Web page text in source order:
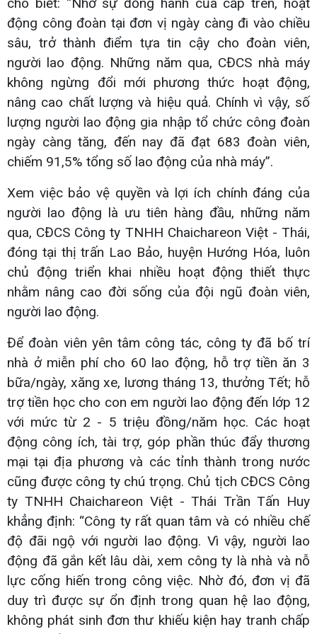
động công đoàn tại đơn vị ngày càng đi vào chiều
sâu, trở thành điểm tựa tin cậy cho đoàn viên,
người lao động. Những năm qua, CĐCS nhà máy
không ngừng đổi mới phương thức hoạt động,
nâng cao chất lượng và hiệu quả. Chính vì vậy, số
lượng người lao động gia nhập tổ chức công đoàn
ngày càng tăng, đến nay đã đạt 683 đoàn viên,
chiếm 91,5% tổng số lao động của nhà máy”.
Xem việc bảo vệ quyền và lợi ích chính đáng của
người lao động là ưu tiên hàng đầu, những năm
qua, CĐCS Công ty TNHH Chaichareon Việt - Thái,
đóng tại thị trấn Lao Bảo, huyện Hướng Hóa, luôn
chủ động triển khai nhiều hoạt động thiết thực
nhằm nâng cao đời sống của đội ngũ đoàn viên,
người lao động.
Để đoàn viên yên tâm công tác, công ty đã bố trí
nhà ở miễn phí cho 60 lao động, hỗ trợ tiền ăn 3
bữa/ngày, xăng xe, lương tháng 13, thưởng Tết; hỗ
trợ tiền học cho con em người lao động đến lớp 12
với mức từ 2 - 5 triệu đồng/năm học. Các hoạt
động công ích, tài trợ, góp phần thúc đẩy thương
mại tại địa phương và các tỉnh thành trong nước
cũng được công ty chú trọng. Chủ tịch CĐCS Công
ty TNHH Chaichareon Việt - Thái Trần Tấn Huy
khẳng định: “Công ty rất quan tâm và có nhiều chế
độ đãi ngộ với người lao động. Vì vậy, người lao
động đã gắn kết lâu dài, xem công ty là nhà và nỗ
lực cống hiến trong công việc. Nhờ đó, đơn vị đã
duy trì được sự ổn định trong quan hệ lao động,
không phát sinh đơn thư khiếu kiện hay tranh chấp